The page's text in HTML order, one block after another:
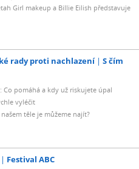
Girl makeup a Billie Eilish představuje
rady proti nachlazení
S čím
Co pomáhá a kdy už riskujete úpal
vyléčit
těle je můžeme najít?
Festival ABC